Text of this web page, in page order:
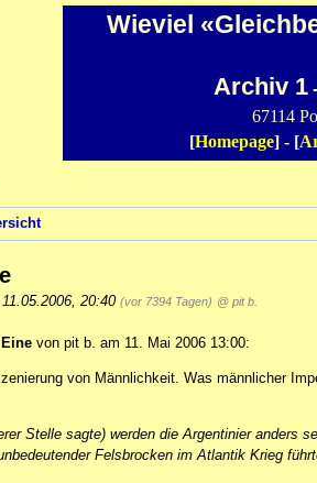
Wieviel
Archiv 1
67114
[Homepage] - [
20:40 (vor 7394 Tagen) @ pit b.
von pit b. am 11. Mai 2006 13:00:
von Männlichkeit. Was männlicher
Stelle sagte) werden die Argentinier anders
Felsbrocken im Atlantik Krieg